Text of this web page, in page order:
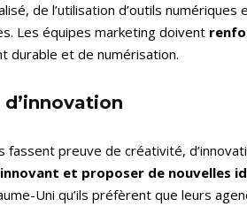
de l’utilisation d’outils
Les équipes marketing doivent
durable et de numérisation.
fassent preuve de créativité,
et proposer de nouvelles
Uni qu’ils préfèrent que leurs